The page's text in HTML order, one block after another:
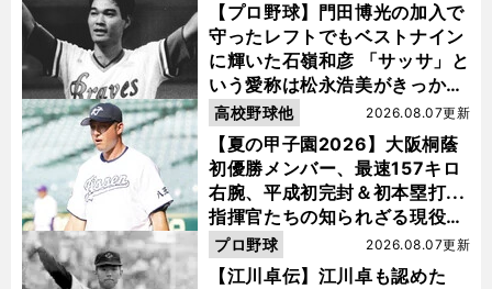
【プロ野球】門田博光の加入で
守ったレフトでもベストナイン
に輝いた石嶺和彦 「サッサ」と
いう愛称は松永浩美がきっか
け？
【夏の甲子園2026】大阪桐蔭
初優勝メンバー、最速157キロ
右腕、平成初完封＆初本塁打...
指揮官たちの知られざる現役時
代
2026.08.07更新
高校野球他
【江川卓伝】江川卓も認めた
2026.08.07更新
プロ野球